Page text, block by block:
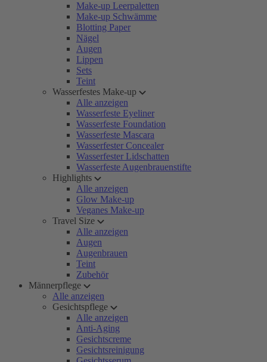
Make-up Leerpaletten
Make-up Schwämme
Blotting Paper
Nägel
Augen
Lippen
Sets
Teint
Wasserfestes Make-up
Alle anzeigen
Wasserfeste Eyeliner
Wasserfeste Foundation
Wasserfeste Mascara
Wasserfester Concealer
Wasserfester Lidschatten
Wasserfeste Augenbrauenstifte
Highlights
Alle anzeigen
Glow Make-up
Veganes Make-up
Travel Size
Alle anzeigen
Augen
Augenbrauen
Teint
Zubehör
Männerpflege
Alle anzeigen
Gesichtspflege
Alle anzeigen
Anti-Aging
Gesichtscreme
Gesichtsreinigung